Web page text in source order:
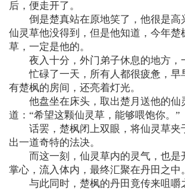
后，便走开了。
倒是楚真站在原地笑了，他很是高
仙灵草他没得到，但是他知道，今年楚
草，一定是他的。
夜入十分，外门弟子休息的地方，
忙碌了一天，所有人都很疲惫，早
有楚枫的房间，还亮着灯光。
他盘坐在床头，取出楚月送他的仙
道：“希望这颗仙灵草，能够喂饱你。”
话罢，楚枫闭上双眼，将仙灵草夹
出一道奇特的法决。
而这一刻，仙灵草内的灵气，也是
掌心，流入体内，最终汇聚在丹田之中。
与此同时，楚枫的丹田竟传来咀嚼